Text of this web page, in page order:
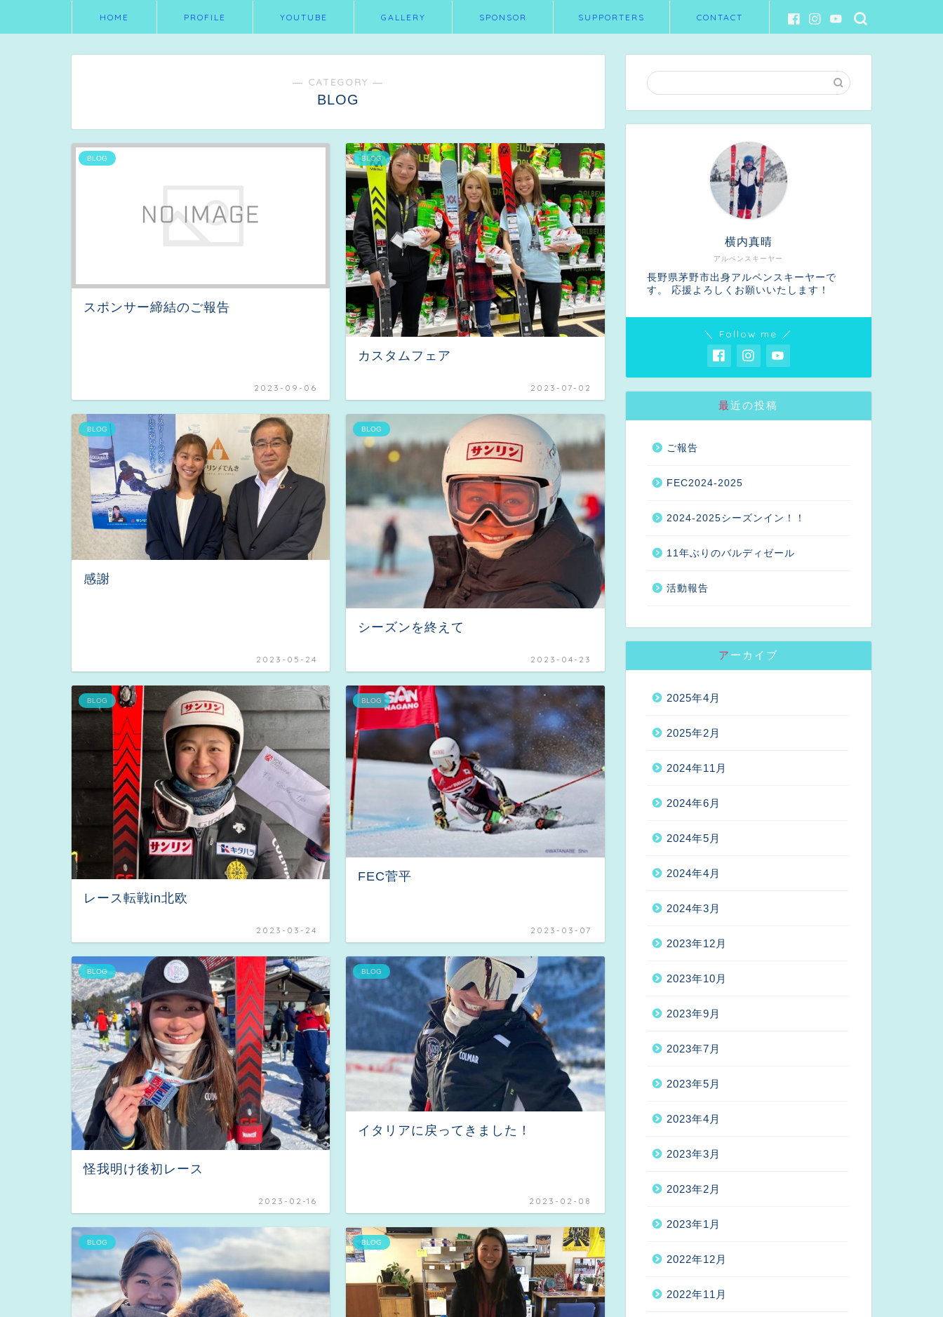
HOME PROFILE YOUTUBE GALLERY SPONSOR SUPPORTERS CONTACT
― CATEGORY ―
BLOG
BLOG
スポンサー締結のご報告
2023-09-06
BLOG
カスタムフェア
2023-07-02
BLOG
感謝
2023-05-24
BLOG
シーズンを終えて
2023-04-23
BLOG
レース転戦in北欧
2023-03-24
BLOG
FEC菅平
2023-03-07
BLOG
怪我明け後初レース
2023-02-16
BLOG
イタリアに戻ってきました！
2023-02-08
BLOG BLOG
アルペンスキーヤー
横内真晴
長野県茅野市出身アルペンスキーヤーで
す。 応援よろしくお願いいたします！
＼ Follow me ／
最近の投稿
ご報告
FEC2024-2025
2024-2025シーズンイン！！
11年ぶりのバルディゼール
活動報告
アーカイブ
2025年4月
2025年2月
2024年11月
2024年6月
2024年5月
2024年4月
2024年3月
2023年12月
2023年10月
2023年9月
2023年7月
2023年5月
2023年4月
2023年3月
2023年2月
2023年1月
2022年12月
2022年11月